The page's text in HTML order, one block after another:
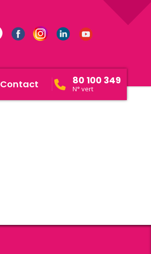
Contact 80 100 349
N° vert